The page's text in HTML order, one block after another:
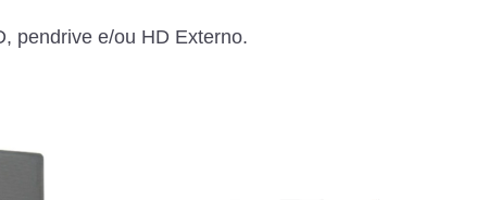
pendrive e/ou HD Externo.